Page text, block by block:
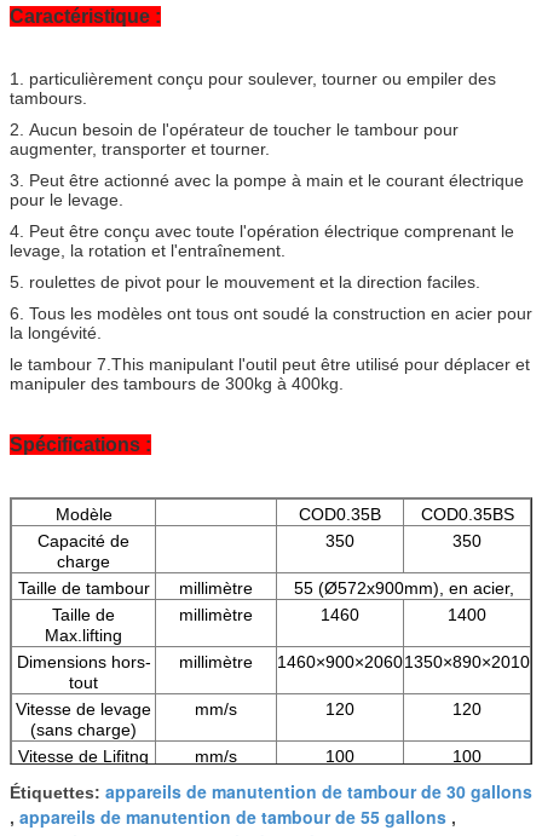
Caractéristique :
1. particulièrement conçu pour soulever, tourner ou empiler des
tambours.
2. Aucun besoin de l'opérateur de toucher le tambour pour
augmenter, transporter et tourner.
3. Peut être actionné avec la pompe à main et le courant électrique
pour le levage.
4. Peut être conçu avec toute l'opération électrique comprenant le
levage, la rotation et l'entraînement.
5. roulettes de pivot pour le mouvement et la direction faciles.
6. Tous les modèles ont tous ont soudé la construction en acier pour
la longévité.
le tambour 7.This manipulant l'outil peut être utilisé pour déplacer et
manipuler des tambours de 300kg à 400kg.
Spécifications :
Modèle COD0.35B
COD0.35BS
Capacité de
charge
350 350
Taille de tambour millimètre
55 (Ø572x900mm), en acier,
Taille de
Max.lifting
millimètre 1460 1400
Dimensions hors-
tout
millimètre 1460×900×20601350×890×2010
Vitesse de levage
(sans charge)
mm/s 120 120
Vitesse de Lifitng
mm/s 100 100
Vitesse
d'abaissement
(Réglable) (Réglable)
Étiquettes: appareils de manutention de tambour de 30 gallons
, appareils de manutention de tambour de 55 gallons ,